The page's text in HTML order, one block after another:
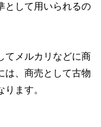
として用いられるの
てメルカリなどに商
は、商売として古物
ます。